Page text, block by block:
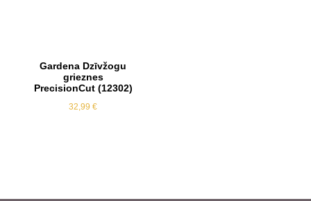
Gardena Dzīvžogu
grieznes
PrecisionCut (12302)
32,99 €